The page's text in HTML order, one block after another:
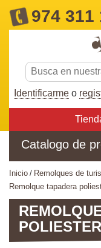
974 311
Identificarme o
Catalogo de
inicio remolques de
remolque tapadera